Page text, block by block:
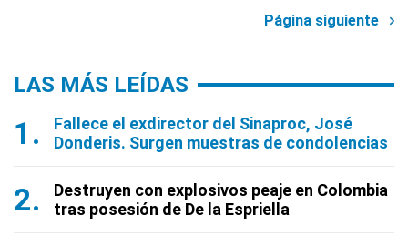
Página siguiente
LAS MÁS LEÍDAS
Fallece el exdirector del Sinaproc, José
Donderis. Surgen muestras de condolencias
Destruyen con explosivos peaje en Colombia
tras posesión de De la Espriella